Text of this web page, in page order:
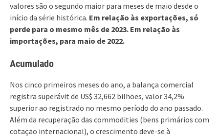
valores são o segundo maior para meses de maio desde o
início da série histórica. Em relação às exportações, só
perde para o mesmo mês de 2023. Em relação às
importações, para maio de 2022.
Acumulado
Nos cinco primeiros meses do ano, a balança comercial
registra superávit de US$ 32,662 bilhões, valor 34,2%
superior ao registrado no mesmo período do ano passado.
Além da recuperação das commodities (bens primários com
cotação internacional), o crescimento deve-se à